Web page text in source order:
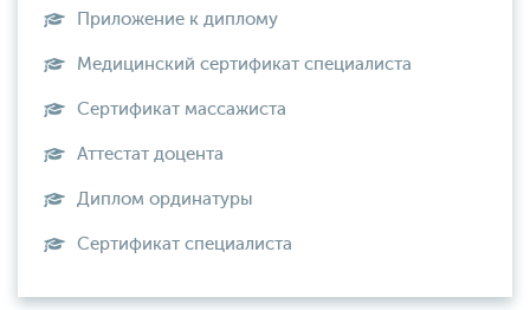
Приложение к диплому
Медицинский сертификат специалиста
Сертификат массажиста
Аттестат доцента
Диплом ординатуры
Сертификат специалиста